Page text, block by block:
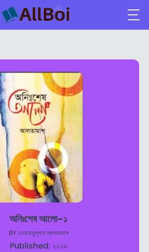
অনিঃশেষ আলো-১
BYএনায়েতুল্লাহ আলতামাশ
Published: ২০১৬